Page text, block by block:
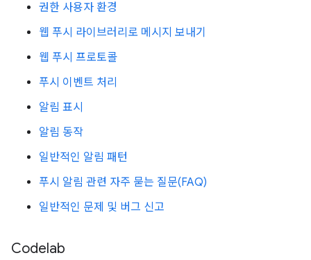
권한 사용자 환경
웹 푸시 라이브러리로 메시지 보내기
웹 푸시 프로토콜
푸시 이벤트 처리
알림 표시
알림 동작
일반적인 알림 패턴
푸시 알림 관련 자주 묻는 질문(FAQ)
일반적인 문제 및 버그 신고
Codelab